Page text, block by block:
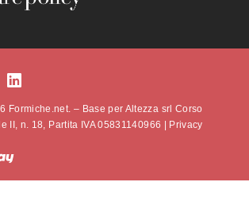
Formiche.net. – Base per Altezza srl Corso
II, n. 18, Partita IVA 05831140966 | Privacy